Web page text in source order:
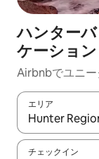
ハンター
ケーショ
Airbnbでユニー
エリア
検索結果が表
チェックイン